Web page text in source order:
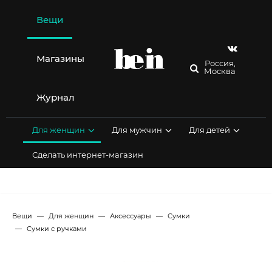
содержимому
Вещи
Магазины
Журнал
Россия,
Москва
Для женщин Для мужчин Для детей
Сделать интернет-магазин
Вещи Для женщин Аксессуары
Сумки
Сумки с ручками